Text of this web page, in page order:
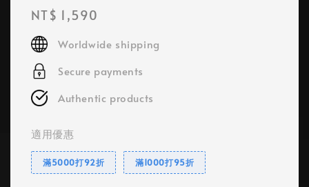
Regular
price
NT$ 1,590
Worldwide shipping
Secure payments
Authentic products
適用優惠
滿5000打92折 滿1000打95折